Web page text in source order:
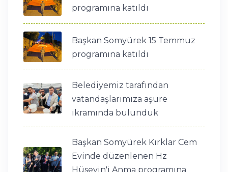
programına katıldı
Başkan Somyürek 15 Temmuz
programına katıldı
Belediyemiz tarafından
vatandaşlarımıza aşure
ikramında bulunduk
Başkan Somyürek Kırklar Cem
Evinde düzenlenen Hz
Hüseyin'i Anma programına